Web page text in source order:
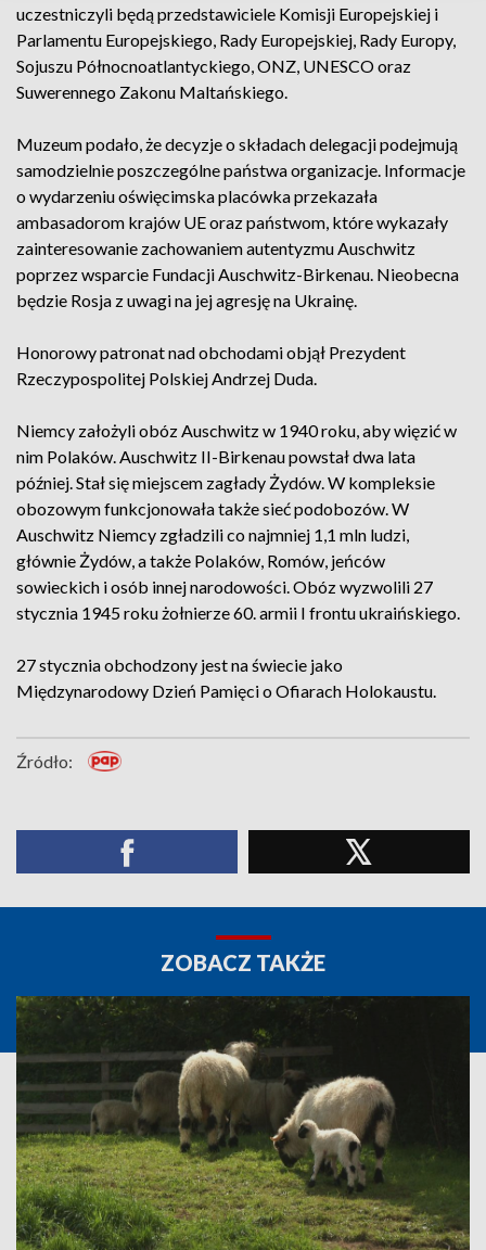
uczestniczyli będą przedstawiciele Komisji Europejskiej i
Parlamentu Europejskiego, Rady Europejskiej, Rady Europy,
Sojuszu Północnoatlantyckiego, ONZ, UNESCO oraz
Suwerennego Zakonu Maltańskiego.
Muzeum podało, że decyzje o składach delegacji podejmują
samodzielnie poszczególne państwa organizacje. Informacje
o wydarzeniu oświęcimska placówka przekazała
ambasadorom krajów UE oraz państwom, które wykazały
zainteresowanie zachowaniem autentyzmu Auschwitz
poprzez wsparcie Fundacji Auschwitz-Birkenau. Nieobecna
będzie Rosja z uwagi na jej agresję na Ukrainę.
Honorowy patronat nad obchodami objął Prezydent
Rzeczypospolitej Polskiej Andrzej Duda.
Niemcy założyli obóz Auschwitz w 1940 roku, aby więzić w
nim Polaków. Auschwitz II-Birkenau powstał dwa lata
później. Stał się miejscem zagłady Żydów. W kompleksie
obozowym funkcjonowała także sieć podobozów. W
Auschwitz Niemcy zgładzili co najmniej 1,1 mln ludzi,
głównie Żydów, a także Polaków, Romów, jeńców
sowieckich i osób innej narodowości. Obóz wyzwolili 27
stycznia 1945 roku żołnierze 60. armii I frontu ukraińskiego.
27 stycznia obchodzony jest na świecie jako
Międzynarodowy Dzień Pamięci o Ofiarach Holokaustu.
Źródło:
ZOBACZ TAKŻE